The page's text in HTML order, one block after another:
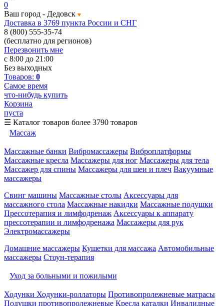
0
Ваш город - Дедовск
Доставка в 3769 пункта России и СНГ
8 (800) 555-35-74
(бесплатно для регионов)
Перезвонить мне
с 8:00 до 21:00
Без выходных
Товаров: 0
Самое время
что-нибудь купить
Корзина
пуста
☰ Каталог товаров более 3790 товаров
Массаж
Массажные банки Вибромассажеры Виброплатформы
Массажные кресла Массажеры для ног Массажеры для тела
Массажер для спины Массажеры для шеи и плеч Вакуумные
массажеры
Свинг машины Массажные столы Аксессуары для
массажного стола Массажные накидки Массажные подушки
Прессотерапия и лимфодренаж Аксессуары к аппарату
прессотерапии и лимфодренажа Массажеры для рук
Электромассажеры
Домашние массажеры Кушетки для массажа Автомобильные
массажеры Стоун-терапия
Уход за больными и пожилыми
Ходунки Ходунки-роллаторы Противопролежневые матрасы
Подушки противопролежневые Кресла каталки Инвалидные